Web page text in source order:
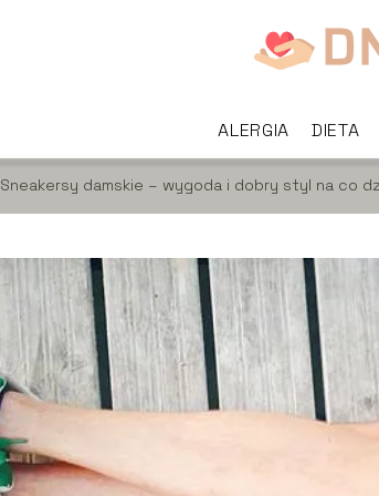
ALERGIA DIETA
Sneakersy damskie – wygoda i dobry styl na co